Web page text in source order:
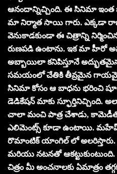
ఆనందాన్నిచ్చింది. ఈ సినిమా
మా నిర్మాత సాయి గారు. ఎక్కడా
వెనుకాడకుండా ఈ చిత్రాన్ని
రుణపడి ఉంటాను. ఇక మా హీరో
అబ్బాయిలా కనిపిస్తూనే
సమయంలో చేతికి తీవ్రమైన
సినిమా కోసం ఆ బాధను భరించి
డెడికేషన్ మాకు స్ఫూర్తినిచ్చింది.
చాలా మంచి పాత్ర చేశాడు, కామెడీతో
ఎలిమెంట్స్ కూడా ఉంటాయి. మహేష్
రొమాంటిక్ యాంగిల్ లో
మరియు నటనతో ఆకట్టుకుంటుంది.
చిత్రం మీ అంచనాలకు ఏమాత్రం